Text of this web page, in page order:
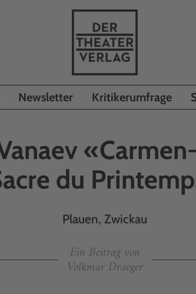
Newsletter Kritikerumfrage
du
Plauen, Zwickau
Ein Beitrag von
Volkmar Draeger